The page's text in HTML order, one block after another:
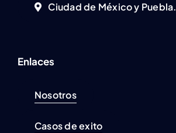
Ciudad de México y Puebla.
Enlaces
Nosotros
Casos de exito